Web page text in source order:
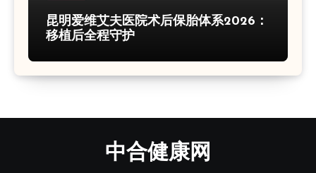
昆明爱维艾夫医院术后保胎体系2026：
移植后全程守护
中合健康网